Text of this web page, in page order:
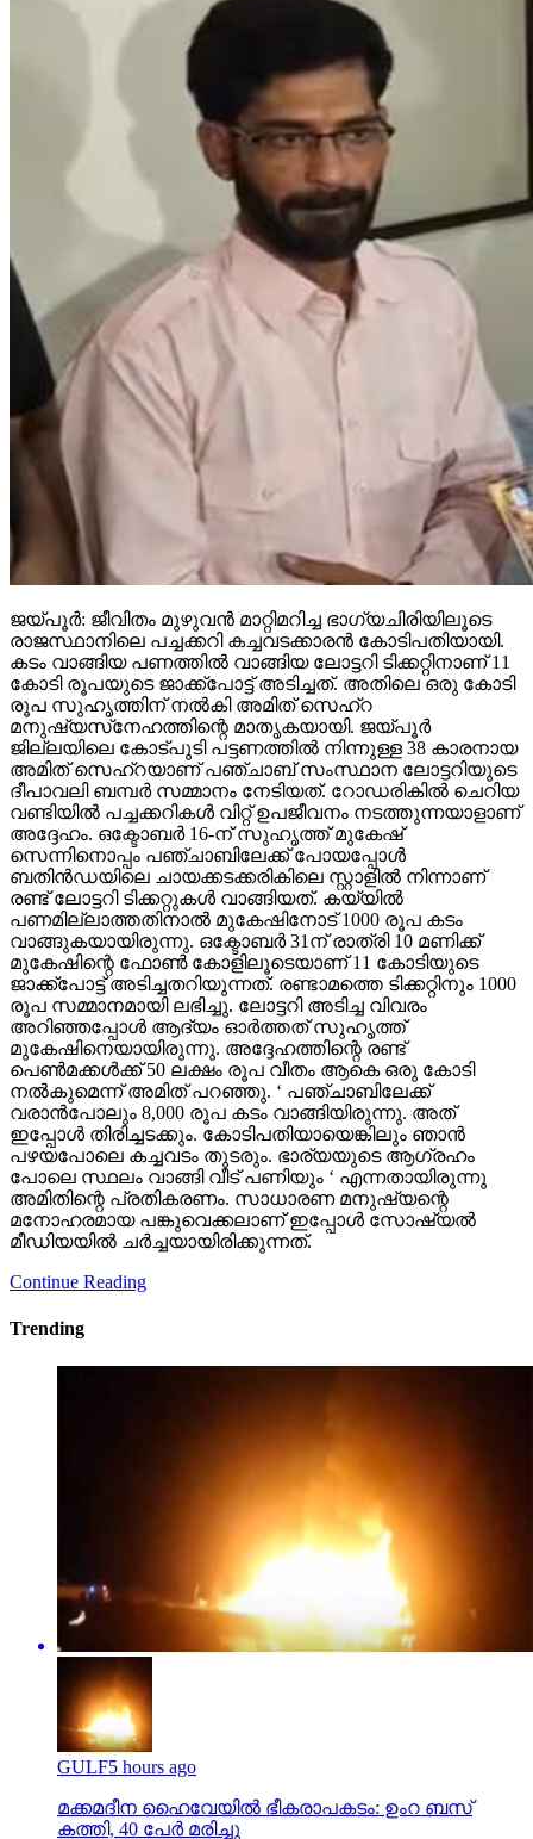
ജയ്പൂര്‍: ജീവിതം മുഴുവന്‍ മാറ്റിമറിച്ച ഭാഗ്യചിരിയിലൂടെ
രാജസ്ഥാനിലെ പച്ചക്കറി കച്ചവടക്കാരന്‍ കോടിപതിയായി.
കടം വാങ്ങിയ പണത്തില്‍ വാങ്ങിയ ലോട്ടറി ടിക്കറ്റിനാണ് 11
കോടി രൂപയുടെ ജാക്ക്‌പോട്ട് അടിച്ചത്. അതിലെ ഒരു കോടി
രൂപ സുഹൃത്തിന് നല്‍കി അമിത് സെഹ്‌റ
മനുഷ്യസ്‌നേഹത്തിന്റെ മാതൃകയായി. ജയ്പൂര്‍
ജില്ലയിലെ കോട്പുടി പട്ടണത്തില്‍ നിന്നുള്ള 38 കാരനായ
അമിത് സെഹ്‌റയാണ് പഞ്ചാബ് സംസ്ഥാന ലോട്ടറിയുടെ
ദീപാവലി ബമ്പര്‍ സമ്മാനം നേടിയത്. റോഡരികില്‍ ചെറിയ
വണ്ടിയില്‍ പച്ചക്കറികള്‍ വിറ്റ് ഉപജീവനം നടത്തുന്നയാളാണ്
അദ്ദേഹം. ഒക്ടോബര്‍ 16-ന് സുഹൃത്ത് മുകേഷ്
സെന്നിനൊപ്പം പഞ്ചാബിലേക്ക് പോയപ്പോള്‍
ബതിന്‍ഡയിലെ ചായക്കടക്കരികിലെ സ്റ്റാളില്‍ നിന്നാണ്
രണ്ട് ലോട്ടറി ടിക്കറ്റുകള്‍ വാങ്ങിയത്. കയ്യില്‍
പണമില്ലാത്തതിനാല്‍ മുകേഷിനോട് 1000 രൂപ കടം
വാങ്ങുകയായിരുന്നു. ഒക്ടോബര്‍ 31ന് രാത്രി 10 മണിക്ക്
മുകേഷിന്റെ ഫോണ്‍ കോളിലൂടെയാണ് 11 കോടിയുടെ
ജാക്ക്‌പോട്ട് അടിച്ചതറിയുന്നത്. രണ്ടാമത്തെ ടിക്കറ്റിനും 1000
രൂപ സമ്മാനമായി ലഭിച്ചു. ലോട്ടറി അടിച്ച വിവരം
അറിഞ്ഞപ്പോള്‍ ആദ്യം ഓര്‍ത്തത് സുഹൃത്ത്
മുകേഷിനെയായിരുന്നു. അദ്ദേഹത്തിന്റെ രണ്ട്
പെണ്‍മക്കള്‍ക്ക് 50 ലക്ഷം രൂപ വീതം ആകെ ഒരു കോടി
നല്‍കുമെന്ന് അമിത് പറഞ്ഞു. ‘ പഞ്ചാബിലേക്ക്
വരാന്‍പോലും 8,000 രൂപ കടം വാങ്ങിയിരുന്നു. അത്
ഇപ്പോള്‍ തിരിച്ചടക്കും. കോടിപതിയായെങ്കിലും ഞാന്‍
പഴയപോലെ കച്ചവടം തുടരും. ഭാര്യയുടെ ആഗ്രഹം
പോലെ സ്ഥലം വാങ്ങി വീട് പണിയും ‘ എന്നതായിരുന്നു
അമിതിന്റെ പ്രതികരണം. സാധാരണ മനുഷ്യന്റെ
മനോഹരമായ പങ്കുവെക്കലാണ് ഇപ്പോള്‍ സോഷ്യല്‍
മീഡിയയില്‍ ചര്‍ച്ചയായിരിക്കുന്നത്.
Continue Reading
Trending
GULF5 hours ago
മക്കമദീന ഹൈവേയില്‍ ഭീകരാപകടം: ഉംറ ബസ്
കത്തി, 40 പേര്‍ മരിച്ചു